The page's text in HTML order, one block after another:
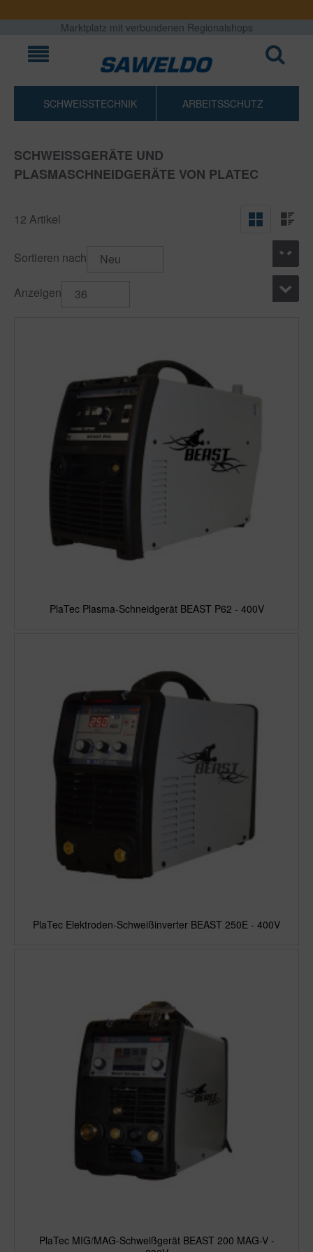
Marktplatz mit verbundenen Regionalshops
SCHWEISSTECHNIK ARBEITSSCHUTZ
SCHWEISSGERÄTE UND P
LASMASCHNEIDGERÄTE VON PLATEC
12 Artikel
Sortieren nach Neu
Anzeigen 36
PlaTec Plasma-Schneidgerät BEAST P62 - 400V
PlaTec Elektroden-Schweißinverter BEAST 250E - 400V
PlaTec MIG/MAG-Schweißgerät BEAST 200 MAG-V -